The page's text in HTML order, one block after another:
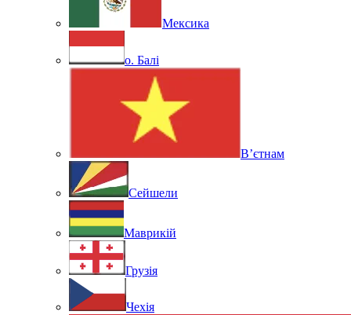
Мексика
о. Балі
В’єтнам
Сейшели
Маврикій
Грузія
Чехія